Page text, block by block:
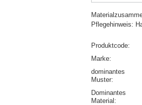
Pflegehinweis:
Produktcode
Marke
dominantes
Muster
Dominantes
Material